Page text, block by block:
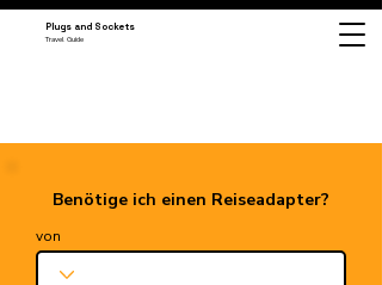
Plugs and Sockets
Travel Guide
Benötige ich einen Reiseadapter?
von